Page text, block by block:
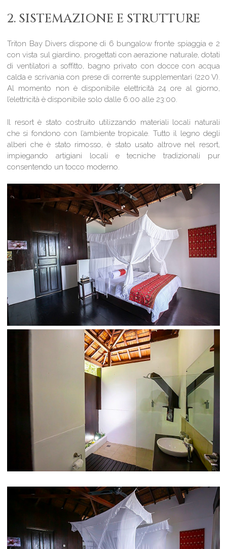
2. SISTEMAZIONE E STRUTTURE
Triton Bay Divers dispone di 6 bungalow fronte spiaggia e 2
con vista sul giardino, progettati con aerazione naturale, dotati
di ventilatori a soffitto, bagno privato con docce con acqua
calda e scrivania con prese di corrente supplementari (220 V).
Al momento non è disponibile elettricità 24 ore al giorno,
l’elettricità è disponibile solo dalle 6:00 alle 23:00.
Il resort è stato costruito utilizzando materiali locali naturali
che si fondono con l’ambiente tropicale. Tutto il legno degli
alberi che è stato rimosso, è stato usato altrove nel resort,
impiegando artigiani locali e tecniche tradizionali pur
consentendo un tocco moderno.